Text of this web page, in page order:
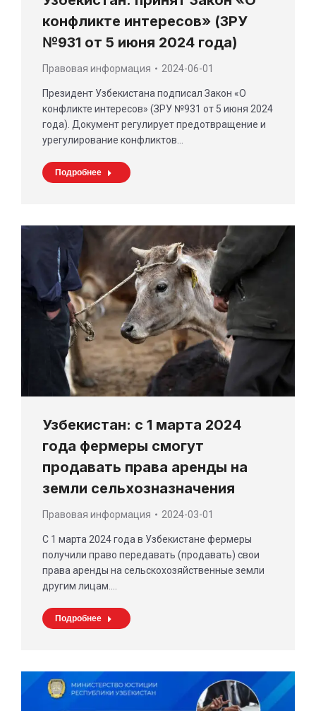
конфликте интересов» (ЗРУ
№931 от 5 июня 2024 года)
Правовая информация 2024-06-01
Президент Узбекистана подписал Закон «О
конфликте интересов» (ЗРУ №931 от 5 июня 2024
года). Документ регулирует предотвращение и
урегулирование конфликтов…
Подробнее
Узбекистан: с 1 марта 2024
года фермеры смогут
продавать права аренды на
земли сельхозназначения
Правовая информация 2024-03-01
С 1 марта 2024 года в Узбекистане фермеры
получили право передавать (продавать) свои
права аренды на сельскохозяйственные земли
другим лицам.…
Подробнее